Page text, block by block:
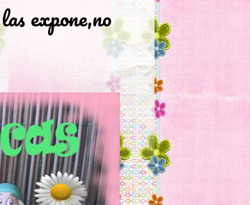
expone,no